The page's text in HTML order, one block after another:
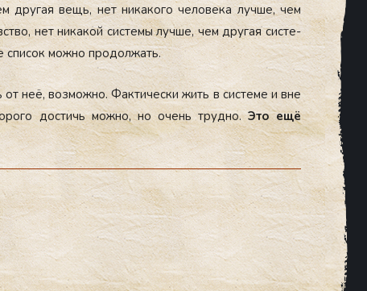
дру­гая вещь, нет ни­како­го че­лове­ка луч­ше, чем
нет ни­какой сис­те­мы луч­ше, чем дру­гая сис­те­
спи­сок мож­но про­дол­жать.
неё, воз­можно. Фак­ти­чес­ки жить в сис­те­ме и вне
дос­тичь мож­но, но очень труд­но.Это ещё